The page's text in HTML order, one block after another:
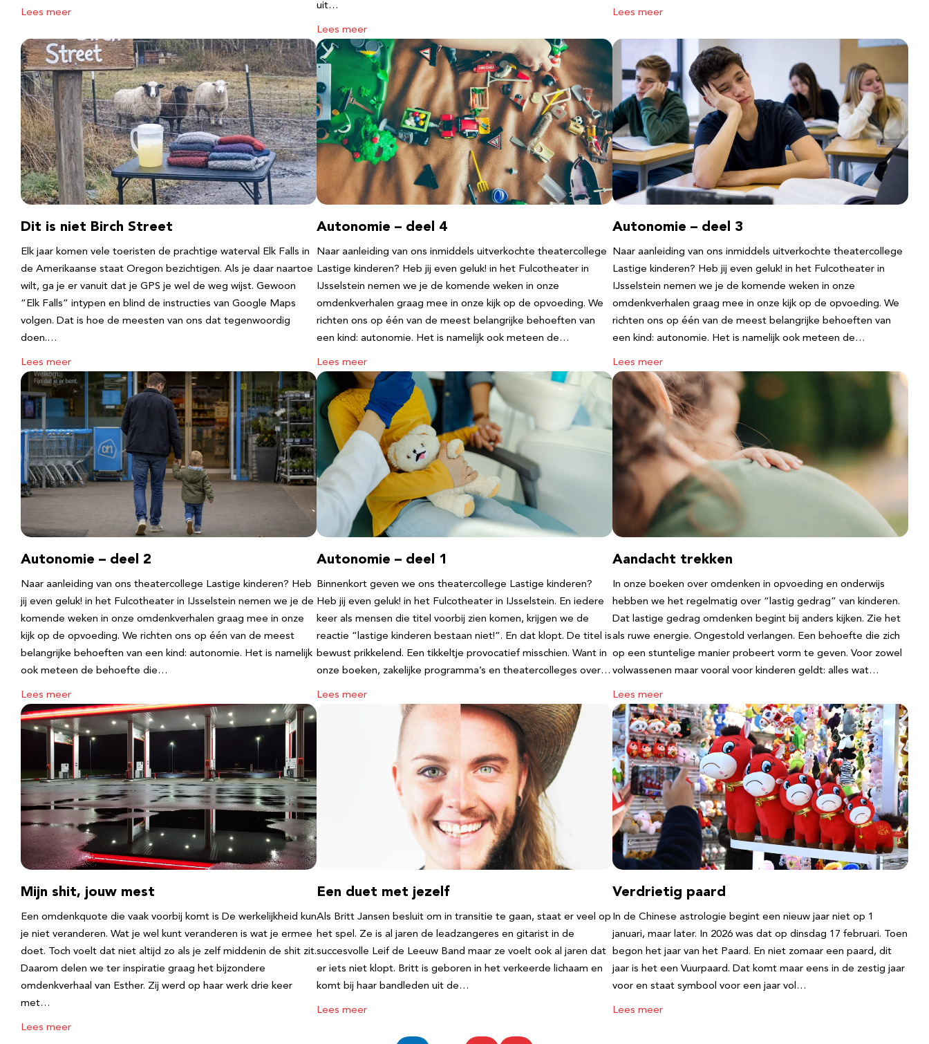
Lees meer
uit…
Lees meer
Lees meer
Dit is niet Birch Street
Elk jaar komen vele toeristen de prachtige waterval Elk Falls in
de Amerikaanse staat Oregon bezichtigen. Als je daar naartoe
wilt, ga je er vanuit dat je GPS je wel de weg wijst. Gewoon
“Elk Falls” intypen en blind de instructies van Google Maps
volgen. Dat is hoe de meesten van ons dat tegenwoordig
doen.…
Lees meer
Autonomie – deel 4
Naar aanleiding van ons inmiddels uitverkochte theatercollege
Lastige kinderen? Heb jij even geluk! in het Fulcotheater in
IJsselstein nemen we je de komende weken in onze
omdenkverhalen graag mee in onze kijk op de opvoeding. We
richten ons op één van de meest belangrijke behoeften van
een kind: autonomie. Het is namelijk ook meteen de…
Lees meer
Autonomie – deel 3
Naar aanleiding van ons inmiddels uitverkochte theatercollege
Lastige kinderen? Heb jij even geluk! in het Fulcotheater in
IJsselstein nemen we je de komende weken in onze
omdenkverhalen graag mee in onze kijk op de opvoeding. We
richten ons op één van de meest belangrijke behoeften van
een kind: autonomie. Het is namelijk ook meteen de…
Lees meer
Autonomie – deel 2
Naar aanleiding van ons theatercollege Lastige kinderen? Heb
jij even geluk! in het Fulcotheater in IJsselstein nemen we je de
komende weken in onze omdenkverhalen graag mee in onze
kijk op de opvoeding. We richten ons op één van de meest
belangrijke behoeften van een kind: autonomie. Het is namelijk
ook meteen de behoefte die…
Lees meer
Autonomie – deel 1
Binnenkort geven we ons theatercollege Lastige kinderen?
Heb jij even geluk! in het Fulcotheater in IJsselstein. En iedere
keer als mensen die titel voorbij zien komen, krijgen we de
reactie “lastige kinderen bestaan niet!”. En dat klopt. De titel is
bewust prikkelend. Een tikkeltje provocatief misschien. Want in
onze boeken, zakelijke programma’s en theatercolleges over…
Lees meer
Aandacht trekken
In onze boeken over omdenken in opvoeding en onderwijs
hebben we het regelmatig over “lastig gedrag” van kinderen.
Dat lastige gedrag omdenken begint bij anders kijken. Zie het
als ruwe energie. Ongestold verlangen. Een behoefte die zich
op een stuntelige manier probeert vorm te geven. Voor zowel
volwassenen maar vooral voor kinderen geldt: alles wat…
Lees meer
Mijn shit, jouw mest
Een omdenkquote die vaak voorbij komt is De werkelijkheid kun
je niet veranderen. Wat je wel kunt veranderen is wat je ermee
doet. Toch voelt dat niet altijd zo als je zelf middenin de shit zit.
Daarom delen we ter inspiratie graag het bijzondere
omdenkverhaal van Esther. Zij werd op haar werk drie keer
met…
Lees meer
Een duet met jezelf
Als Britt Jansen besluit om in transitie te gaan, staat er veel op
het spel. Ze is al jaren de leadzangeres en gitarist in de
succesvolle Leif de Leeuw Band maar ze voelt ook al jaren dat
er iets niet klopt. Britt is geboren in het verkeerde lichaam en
komt bij haar bandleden uit de…
Lees meer
Verdrietig paard
In de Chinese astrologie begint een nieuw jaar niet op 1
januari, maar later. In 2026 was dat op dinsdag 17 februari. Toen
begon het jaar van het Paard. En niet zomaar een paard, dit
jaar is het een Vuurpaard. Dat komt maar eens in de zestig jaar
voor en staat symbool voor een jaar vol…
Lees meer